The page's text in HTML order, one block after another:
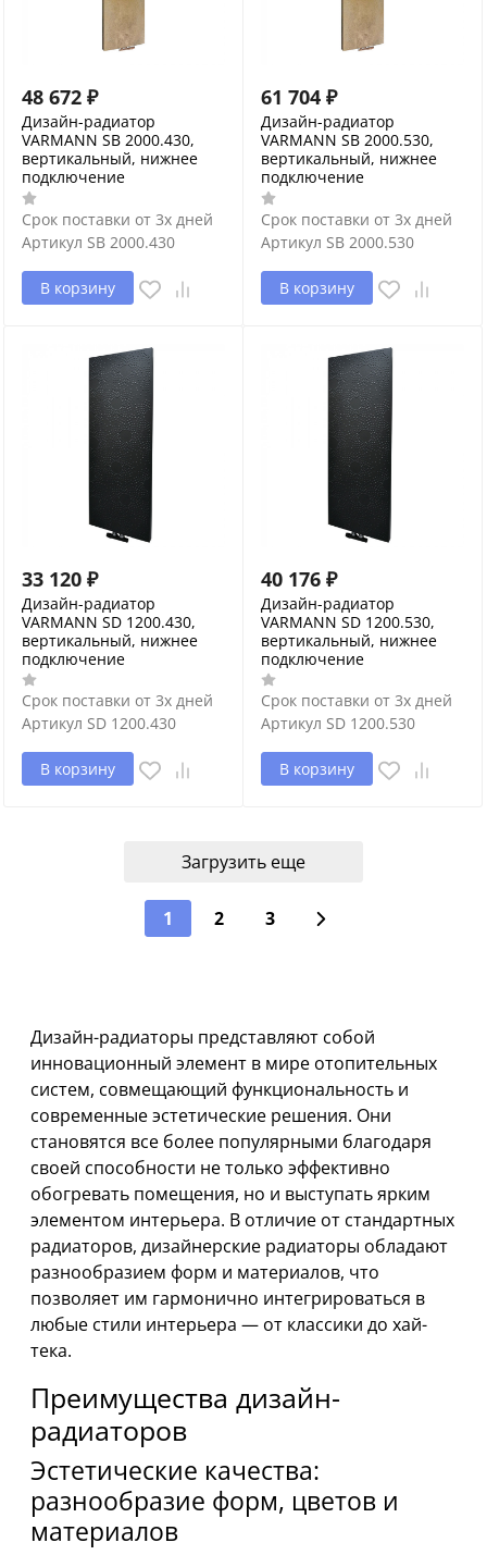
48 672 ₽
Дизайн-радиатор
VARMANN SB 2000.430,
вертикальный, нижнее
подключение
Срок поставки от 3х дней
Артикул SB 2000.430
В корзину
61 704 ₽
Дизайн-радиатор
VARMANN SB 2000.530,
вертикальный, нижнее
подключение
Срок поставки от 3х дней
Артикул SB 2000.530
В корзину
33 120 ₽
Дизайн-радиатор
VARMANN SD 1200.430,
вертикальный, нижнее
подключение
Срок поставки от 3х дней
Артикул SD 1200.430
В корзину
40 176 ₽
Дизайн-радиатор
VARMANN SD 1200.530,
вертикальный, нижнее
подключение
Срок поставки от 3х дней
Артикул SD 1200.530
В корзину
Загрузить еще
1 2 3
Дизайн-радиаторы представляют собой
инновационный элемент в мире отопительных
систем, совмещающий функциональность и
современные эстетические решения. Они
становятся все более популярными благодаря
своей способности не только эффективно
обогревать помещения, но и выступать ярким
элементом интерьера. В отличие от стандартных
радиаторов, дизайнерские радиаторы обладают
разнообразием форм и материалов, что
позволяет им гармонично интегрироваться в
любые стили интерьера — от классики до хай-
тека.
Преимущества дизайн-
радиаторов
Эстетические качества:
разнообразие форм, цветов и
материалов